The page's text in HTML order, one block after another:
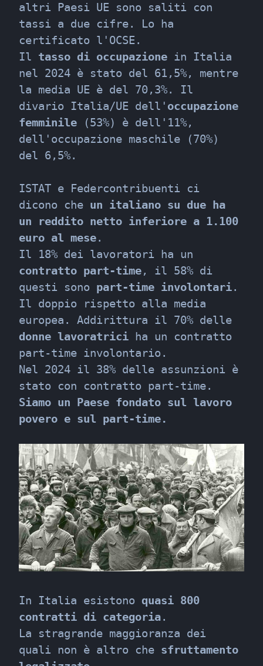
altri Paesi UE sono saliti con
tassi a due cifre. Lo ha
certificato l'OCSE.
Il tasso di occupazione in Italia
nel 2024 è stato del 61,5%, mentre
la media UE è del 70,3%. Il
divario Italia/UE dell' occupazione
femminile (53%) è dell'11%,
dell'occupazione maschile (70%)
del 6,5%.
ISTAT e Federcontribuenti ci
dicono che un italiano su due ha
un reddito netto inferiore a 1.100
euro al mese.
contratto part-time, il 58% di
questi sono part-time involontari.
Il doppio rispetto alla media
donne lavoratrici ha un contratto
part-time involontario.
Nel 2024 il 38% delle assunzioni è
Siamo un Paese fondato sul lavoro
povero e sul part-time.
In Italia esistono quasi 800
contratti di categoria.
La stragrande maggioranza dei
quali non è altro che sfruttamento